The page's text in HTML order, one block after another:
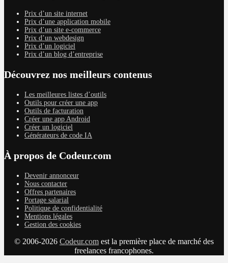
Prix d’un site internet
Prix d’une application mobile
Prix d’un site e-commerce
Prix d’un webdesign
Prix d’un logiciel
Prix d’un blog d’entreprise
Découvrez nos meilleurs contenus
Les meilleures listes d’outils
Outils pour créer une app
Outils de facturation
Créer une app Android
Créer un logiciel
Générateurs de code IA
À propos de Codeur.com
Devenir annonceur
Nous contacter
Offres partenaires
Portage salarial
Politique de confidentialité
Mentions légales
Gestion des cookies
© 2006-2026 Codeur.com est la première place de marché des
freelances francophones.